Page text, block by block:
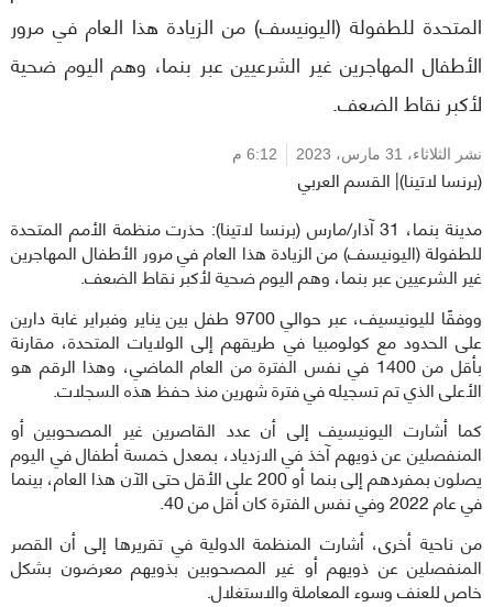
المتحدة للطفولة (اليونيسف) من الزيادة هذا العام في مرور
الأطفال المهاجرين غير الشرعيين عبر بنما، وهم اليوم ضحية
لأكبر نقاط الضعف.
نشر الثلاثاء، 31 مارس، 2023 6:12 م
(برنسا لاتينا)| القسم العربي
مدينة بنما، 31 آذار/مارس (برنسا لاتينا): حذرت منظمة الأمم المتحدة
للطفولة (اليونيسف) من الزيادة هذا العام في مرور الأطفال المهاجرين
غير الشرعيين عبر بنما، وهم اليوم ضحية لأكبر نقاط الضعف.
ووفقًا لليونيسيف، عبر حوالي 9700 طفل بين يناير وفبراير غابة دارين
على الحدود مع كولومبيا في طريقهم إلى الولايات المتحدة، مقارنة
بأقل من 1400 في نفس الفترة من العام الماضي، وهذا الرقم هو
الأعلى الذي تم تسجيله في فترة شهرين منذ حفظ هذه السجلات.
كما أشارت اليونيسيف إلى أن عدد القاصرين غير المصحوبين أو
المنفصلين عن ذويهم آخذ في الازدياد، بمعدل خمسة أطفال في اليوم
يصلون بمفردهم إلى بنما أو 200 على الأقل حتى الآن هذا العام، بينما
في عام 2022 وفي نفس الفترة كان أقل من 40.
من ناحية أخرى، أشارت المنظمة الدولية في تقريرها إلى أن القصر
المنفصلين عن ذويهم أو غير المصحوبين بذويهم معرضون بشكل
خاص للعنف وسوء المعاملة والاستغلال.